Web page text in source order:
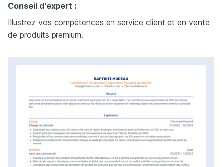
Conseil d'expert :
Illustrez vos compétences en service client et en vente
de produits premium.